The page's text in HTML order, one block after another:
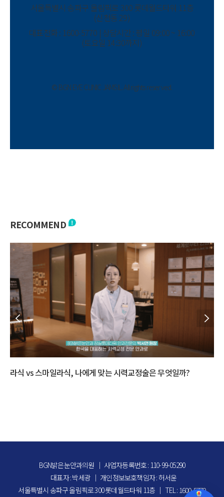
서울특별시 송파구 올림픽로 300 롯데월드타워 11층
(신천동 29)
대표전화 : 1600-5770 | 상담시간 : 평일 09:00 ~ 16:00
(토요일 14:30까지)
© BGN EYE CLINIC JAMSIL. All rights reserved.
RECOMMEND
라식 vs 스마일라식, 나에게 맞는 시력교정술은 무엇일까?
BGN밝은눈안과의원 ｜ 사업자등록번호 : 110-99-05290
대표자 : 박세광 ｜ 개인정보보호책임자 : 허서윤
서울특별시 송파구 올림픽로 300 롯데월드타워 11층 ｜ TEL : 1600-5770